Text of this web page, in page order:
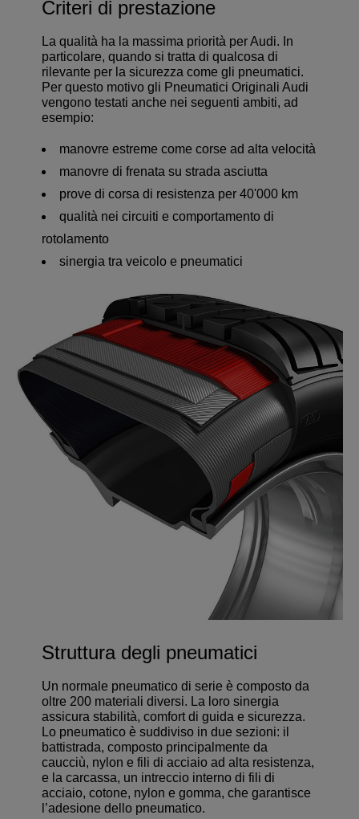
Criteri di prestazione
La qualità ha la massima priorità per Audi. In
particolare, quando si tratta di qualcosa di
rilevante per la sicurezza come gli pneumatici.
Per questo motivo gli Pneumatici Originali Audi
vengono testati anche nei seguenti ambiti, ad
esempio:
manovre estreme come corse ad alta velocità
manovre di frenata su strada asciutta
prove di corsa di resistenza per 40'000 km
qualità nei circuiti e comportamento di
rotolamento
sinergia tra veicolo e pneumatici
Struttura degli pneumatici
Un normale pneumatico di serie è composto da
oltre 200 materiali diversi. La loro sinergia
assicura stabilità, comfort di guida e sicurezza.
Lo pneumatico è suddiviso in due sezioni: il
battistrada, composto principalmente da
caucciù, nylon e fili di acciaio ad alta resistenza,
e la carcassa, un intreccio interno di fili di
acciaio, cotone, nylon e gomma, che garantisce
l’adesione dello pneumatico.